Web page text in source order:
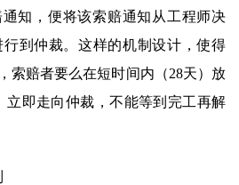
知，便将该索赔通知从工程师决
到仲裁。这样的机制设计，使得
索赔者要么在短时间内（28天）放
立即走向仲裁，不能等到完工再解